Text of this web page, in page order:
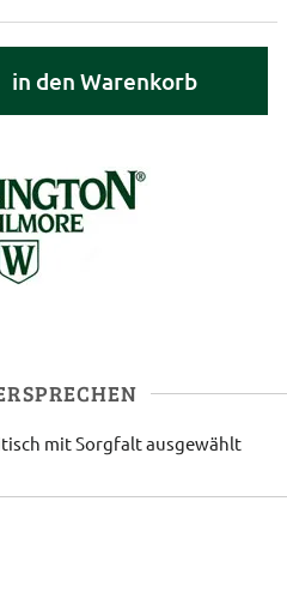
in den Warenkorb
mit Sorgfalt ausgewählt